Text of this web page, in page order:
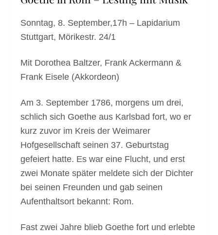
Sonntag, 8. September,17h – Lapidarium
Stuttgart, Mörikestr. 24/1
Mit Dorothea Baltzer, Frank Ackermann &
Frank Eisele (Akkordeon)
Am 3. September 1786, morgens um drei,
schlich sich Goethe aus Karlsbad fort, wo er
kurz zuvor im Kreis der Weimarer
Hofgesellschaft seinen 37. Geburtstag
gefeiert hatte. Es war eine Flucht, und erst
zwei Monate später meldete sich der Dichter
bei seinen Freunden und gab seinen
Aufenthaltsort bekannt: Rom.
Fast zwei Jahre blieb Goethe fort und erlebte